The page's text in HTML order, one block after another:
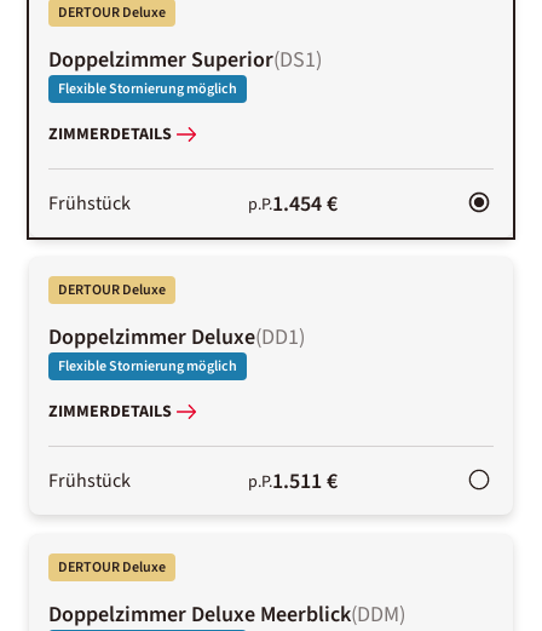
DERTOUR Deluxe
Doppelzimmer Superior(DS1)
Flexible Stornierung möglich
ZIMMERDETAILS
Frühstück p.P.1.454 €
DERTOUR Deluxe
Doppelzimmer Deluxe(DD1)
Flexible Stornierung möglich
ZIMMERDETAILS
Frühstück p.P.1.511 €
DERTOUR Deluxe
Doppelzimmer Deluxe Meerblick(DDM)